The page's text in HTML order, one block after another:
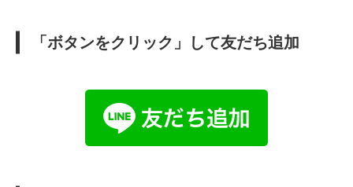
「ボタンをクリック」して友だち追加